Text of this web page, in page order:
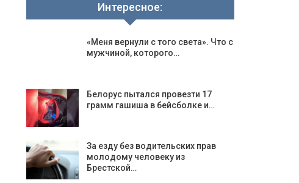
Интересное:
«Меня вернули с того света». Что с
мужчиной, которого…
Белорус пытался провезти 17
грамм гашиша в бейсболке и…
За езду без водительских прав
молодому человеку из
Брестской…